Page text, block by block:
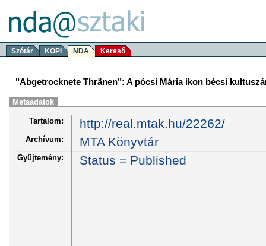
Szótár KOPI NDA Kereső
"Abgetrocknete Thränen": A pócsi Mária ikon bécsi
Metaadatok
Tartalom: http://real.mtak.hu/22262/
Archívum: MTA Könyvtár
Gyűjtemény: Status = Published